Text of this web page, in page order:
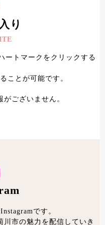
り
ートマークをクリックする
ことが可能です。
ございません。
です。
市の魅力を配信していき